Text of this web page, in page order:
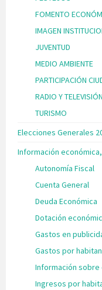
FOMENTO
IMAGEN
JUVENTUD
MEDIO AMBIENTE
PARTICIPACIÓN
RADIO Y TELEVISIÓN
TURISMO
Elecciones Generales
Información
Autonomía Fiscal
Cuenta General
Deuda Económica
Dotación
Gastos en
Gastos por
Información
Ingresos por